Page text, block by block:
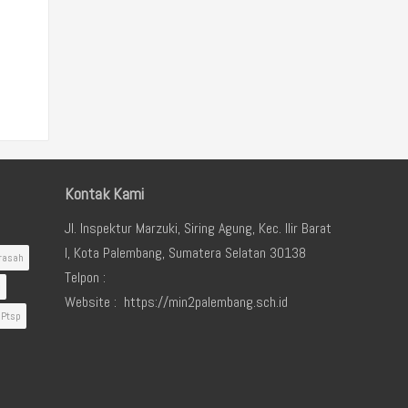
Ptsp
Kontak Kami
Jl. Inspektur Marzuki, Siring Agung, Kec. Ilir Barat
I, Kota Palembang, Sumatera Selatan 30138
Telpon :
Website : https://min2palembang.sch.id